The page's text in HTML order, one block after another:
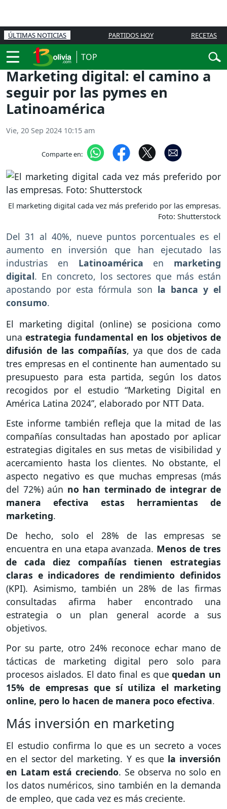
ÚLTIMAS NOTICIAS PARTIDOS HOY RECETAS
TOP
Marketing digital: el camino a
seguir por las pymes en
Latinoamérica
Vie, 20 Sep 2024 10:15 am
Comparte en:
El marketing digital cada vez más preferido por las empresas.
Foto: Shutterstock
Del 31 al 40%, nueve puntos porcentuales es el
aumento en inversión que han ejecutado las
industrias en Latinoamérica en marketing
digital. En concreto, los sectores que más están
apostando por esta fórmula son la banca y el
consumo.
El marketing digital (online) se posiciona como
unaestrategia fundamental en los objetivos de
difusión de las compañías, ya que dos de cada
tres empresas en el continente han aumentado su
presupuesto para esta partida, según los datos
recogidos por el estudio “Marketing Digital en
América Latina 2024”, elaborado por NTT Data.
Este informe también refleja que la mitad de las
compañías consultadas han apostado por aplicar
estrategias digitales en sus metas de visibilidad y
acercamiento hasta los clientes. No obstante, el
aspecto negativo es que muchas empresas (más
del 72%) aún no han terminado de integrar de
manera efectiva estas herramientas de
marketing.
De hecho, solo el 28% de las empresas se
encuentra en una etapa avanzada. Menos de tres
de cada diez compañías tienen estrategias
claras e indicadores de rendimiento definidos
(KPI). Asimismo, también un 28% de las firmas
consultadas afirma haber encontrado una
estrategia o un plan general acorde a sus
objetivos.
Por su parte, otro 24% reconoce echar mano de
tácticas de marketing digital pero solo para
procesos aislados. El dato final es quequedan un
15% de empresas que sí utiliza el marketing
online, pero lo hacen de manera poco efectiva.
Más inversión en marketing
El estudio confirma lo que es un secreto a voces
en el sector del marketing. Y es que la inversión
en Latam está creciendo. Se observa no solo en
los datos numéricos, sino también en la demanda
de empleo, que cada vez es más creciente.